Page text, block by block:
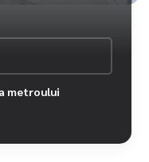
metroului